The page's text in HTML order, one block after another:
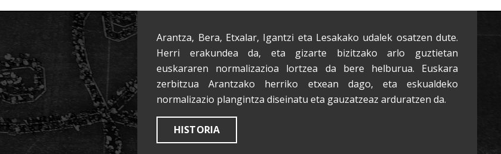
Arantza, Bera, Etxalar, Igantzi eta Lesakako udalek osatzen dute.
Herri erakundea da, eta gizarte bizitzako arlo guztietan
euskararen normalizazioa lortzea da bere helburua. Euskara
zerbitzua Arantzako herriko etxean dago, eta eskualdeko
normalizazio plangintza diseinatu eta gauzatzeaz arduratzen da.
HISTORIA